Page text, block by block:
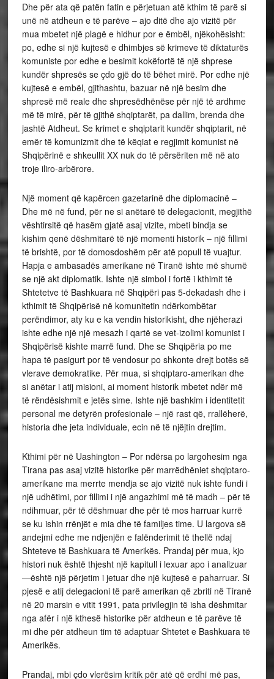
Dhe për ata që patën fatin e përjetuan atë kthim të parë si
unë në atdheun e të parëve – ajo ditë dhe ajo vizitë për
mua mbetet një plagë e hidhur por e ëmbël, njëkohësisht:
po, edhe si një kujtesë e dhimbjes së krimeve të diktaturës
komuniste por edhe e besimit kokëfortë të një shprese
kundër shpresës se çdo gjë do të bëhet mirë. Por edhe një
kujtesë e embël, gjithashtu, bazuar në një besim dhe
shpresë më reale dhe shpresëdhënëse për një të ardhme
më të mirë, për të gjithë shqiptarët, pa dallim, brenda dhe
jashtë Atdheut. Se krimet e shqiptarit kundër shqiptarit, në
emër të komunizmit dhe të këqiat e regjimit komunist në
Shqipërinë e shkeullit XX nuk do të përsëriten më në ato
troje iliro-arbërore.
Një moment që kapërcen gazetarinë dhe diplomacinë –
Dhe më në fund, për ne si anëtarë të delegacionit, megjithë
vështirsitë që hasëm gjatë asaj vizite, mbeti bindja se
kishim qenë dëshmitarë të një momenti historik – një fillimi
të brishtë, por të domosdoshëm për atë popull të vuajtur.
Hapja e ambasadës amerikane në Tiranë ishte më shumë
se një akt diplomatik. Ishte një simbol i fortë i kthimit të
Shtetetve të Bashkuara në Shqipëri pas 5-dekadash dhe i
kthimit të Shqipërisë në komunitetin ndërkombëtar
perëndimor, aty ku e ka vendin historikisht, dhe njëherazi
ishte edhe një një mesazh i qartë se vet-izolimi komunist i
Shqipërisë kishte marrë fund. Dhe se Shqipëria po me
hapa të pasigurt por të vendosur po shkonte drejt botës së
vlerave demokratike. Për mua, si shqiptaro-amerikan dhe
si anëtar i atij misioni, ai moment historik mbetet ndër më
të rëndësishmit e jetës sime. Ishte një bashkim i identitetit
personal me detyrën profesionale – një rast që, rrallëherë,
historia dhe jeta individuale, ecin në të njëjtin drejtim.
Kthimi për në Uashington – Por ndërsa po largohesim nga
Tirana pas asaj vizitë historike për marrëdhëniet shqiptaro-
amerikane ma merrte mendja se ajo vizitë nuk ishte fundi i
një udhëtimi, por fillimi i një angazhimi më të madh – për të
ndihmuar, për të dëshmuar dhe për të mos harruar kurrë
se ku ishin rrënjët e mia dhe të familjes time. U largova së
andejmi edhe me ndjenjën e falënderimit të thellë ndaj
Shteteve të Bashkuara të Amerikës. Prandaj për mua, kjo
histori nuk është thjesht një kapitull i lexuar apo i analizuar
—është një përjetim i jetuar dhe një kujtesë e paharruar. Si
pjesë e atij delegacioni të parë amerikan që zbriti në Tiranë
në 20 marsin e vitit 1991, pata privilegjin të isha dëshmitar
nga afër i një kthesë historike për atdheun e të parëve të
mi dhe për atdheun tim të adaptuar Shtetet e Bashkuara të
Amerikës.
Prandaj, mbi çdo vlerësim kritik për atë që erdhi më pas,